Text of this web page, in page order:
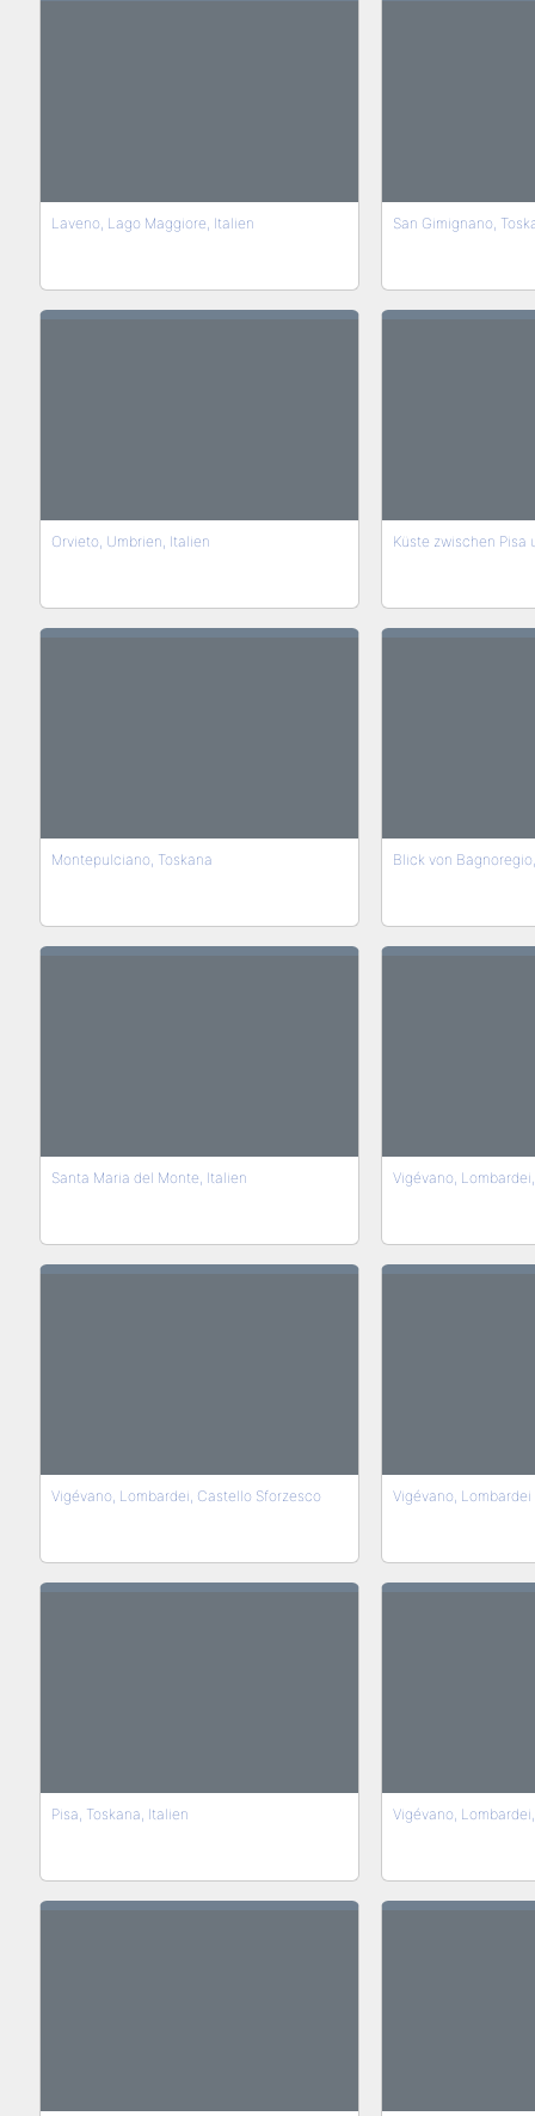
Laveno, Lago Maggiore, Italien San Gimignano,
Orvieto, Umbrien, Italien Küste zwischen Pisa
Montepulciano, Toskana Blick von
Santa Maria del Monte, Italien Vigévano,
Vigévano, Lombardei, Castello Sforzesco Vigévano, Lombardei
Pisa, Toskana, Italien Vigévano,